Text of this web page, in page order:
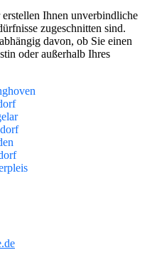
Ihnen unverbindliche
zugeschnitten sind.
davon, ob Sie einen
oder außerhalb Ihres